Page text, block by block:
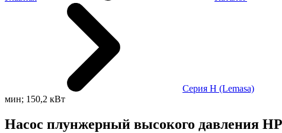
Серия H (Lemasa)
мин; 150,2 кВт
Насос плунжерный высокого давления